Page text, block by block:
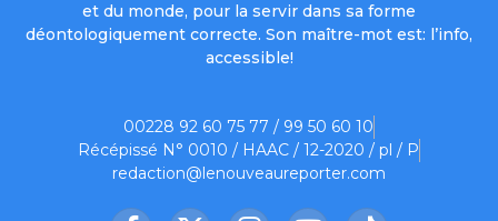
et du monde, pour la servir dans sa forme
déontologiquement correcte. Son maître-mot est: l’info,
accessible!
00228 92 60 75 77 / 99 50 60 10
Récépissé N° 0010 / HAAC / 12-2020 / pl / P
redaction@lenouveaureporter.com